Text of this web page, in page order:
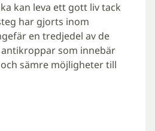
kan leva ett gott liv tack
har gjorts inom
en tredjedel av de
som innebär
sämre möjligheter till